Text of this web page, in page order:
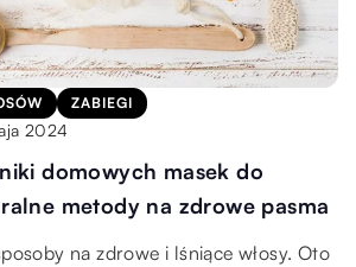
ZABIEGI
2024
domowych masek do
metody na zdrowe pasma
na zdrowe i lśniące włosy. Oto